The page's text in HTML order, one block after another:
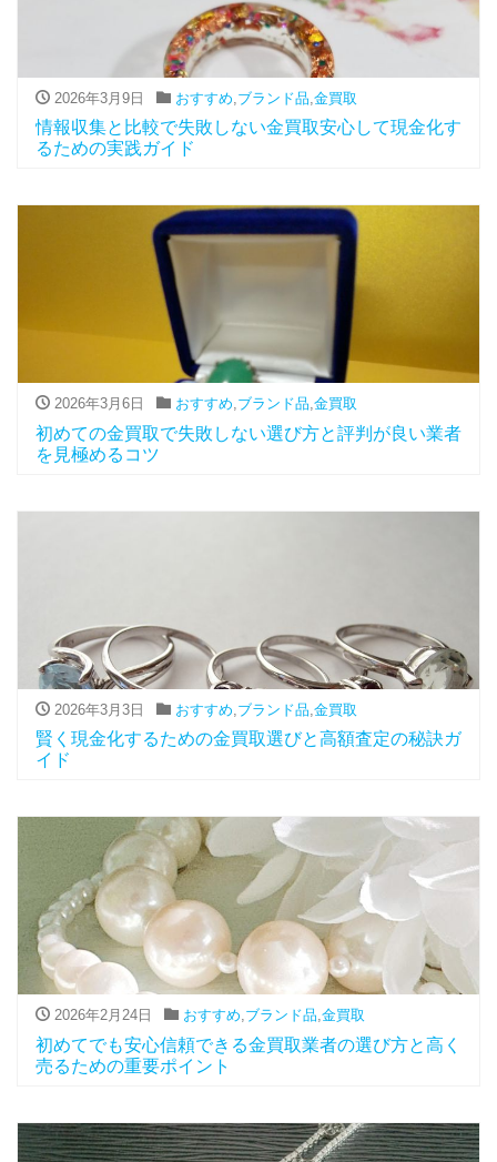
2026年3月9日 おすすめ ブランド品 金買取
情報収集と比較で失敗しない金買取安心して現金化す
るための実践ガイド
2026年3月6日 おすすめ,ブランド品,金買取
初めての金買取で失敗しない選び方と評判が良い業者
を見極めるコツ
2026年3月3日 おすすめ ブランド品 金買取
賢く現金化するための金買取選びと高額査定の秘訣ガ
イド
2026年2月24日 おすすめ,ブランド品,金買取
初めてでも安心信頼できる金買取業者の選び方と高く
売るための重要ポイント